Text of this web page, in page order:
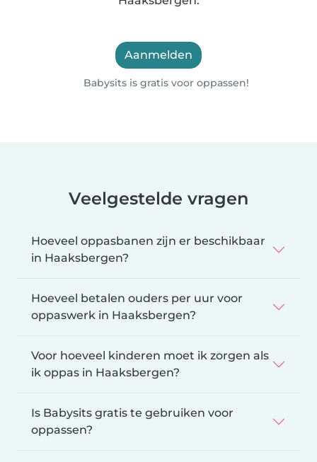
Aanmelden
Babysits is gratis voor oppassen!
Veelgestelde vragen
Hoeveel oppasbanen zijn er beschikbaar
in Haaksbergen?
Hoeveel betalen ouders per uur voor
oppaswerk in Haaksbergen?
Voor hoeveel kinderen moet ik zorgen als
ik oppas in Haaksbergen?
Is Babysits gratis te gebruiken voor
oppassen?